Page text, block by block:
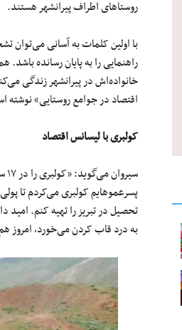
روستاهای اطراف پیرانشهر هستند.
با اولین کلمات به‌ آسانی
خانواده‌اش در پیرانشهر زندگی
اقتصاد در جوامع روستایی» نوشته
کولبری با لیسانس اقتصاد
پسر‌عموهایم کولبری می‌کردم تا
تحصیل در تبریز را تهیه کنم. امید
به درد قاب کردن می‌خورد، امروز